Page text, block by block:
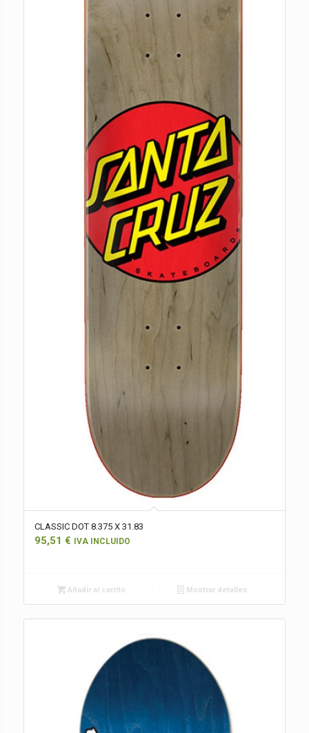
CLASSIC DOT 8.375 X 31.83
95,51 € IVA INCLUIDO
Añadir al carrito Mostrar detalles